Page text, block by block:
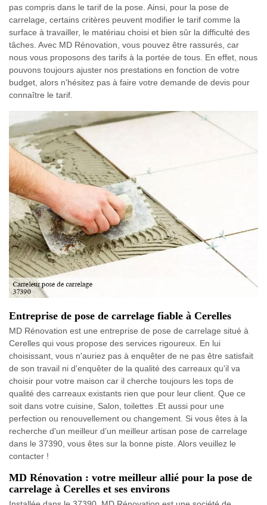
pas compris dans le tarif de la pose. Ainsi, pour la pose de
carrelage, certains critères peuvent modifier le tarif comme la
surface à travailler, le matériau choisi et bien sûr la difficulté des
tâches. Avec MD Rénovation, vous pouvez être rassurés, car
nous vous proposons des tarifs à la portée de tous. En effet, nous
pouvons toujours ajuster nos prestations en fonction de votre
budget, alors n'hésitez pas à faire votre demande de devis pour
connaître le tarif.
Entreprise de pose de carrelage fiable à Cerelles
MD Rénovation est une entreprise de pose de carrelage situé à
Cerelles qui vous propose des services rigoureux. En lui
choisissant, vous n'auriez pas à enquêter de ne pas être satisfait
de son travail ni d'enquêter de la qualité des carreaux qu'il va
choisir pour votre maison car il cherche toujours les tops de
qualité des carreaux existants rien que pour leur client. Que ce
soit dans votre cuisine, Salon, toilettes .Et aussi pour une
perfection ou renouvellement ou changement. Si vous êtes à la
recherche d'un meilleur d’un meilleur artisan pose de carrelage
dans le 37390, vous êtes sur la bonne piste. Alors veuillez le
contacter !
MD Rénovation : votre meilleur allié pour la pose de
carrelage à Cerelles et ses environs